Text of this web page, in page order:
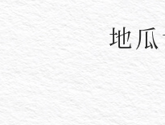
地